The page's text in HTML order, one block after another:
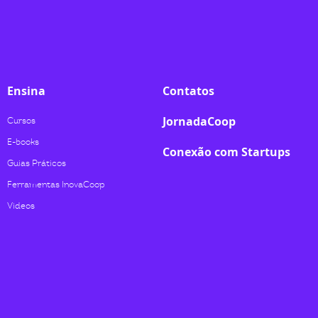
Ensina
Cursos
E-books
Guias Práticos
Ferramentas InovaCoop
Videos
Contatos
JornadaCoop
Conexão com Startups